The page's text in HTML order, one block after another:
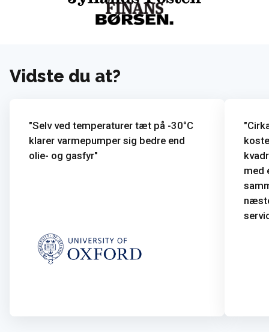
Vidste du at?
Selv ved temperaturer tæt på -30°C
klarer varmepumper sig bedre end
olie- og gasfyr
med